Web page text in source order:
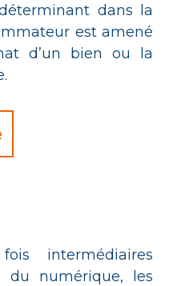
dans la
est amené
d’un bien ou la
intermédiaires
du numérique, les